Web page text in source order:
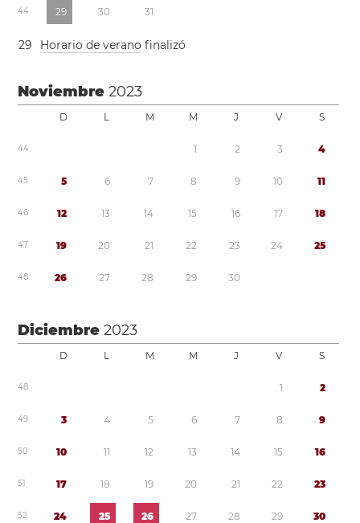
44 29 30 31
29 Horario de verano finalizó
Noviembre2023
D L M M J V S
44 1 2 3 4
45 5 6 7 8 9 10 11
46 12 13 14 15 16 17 18
47 19 20 21 22 23 24 25
48 26 27 28 29 30
Diciembre2023
D L M M J V S
48 1 2
49 3 4 5 6 7 8 9
50 10 11 12 13 14 15 16
51 17 18 19 20 21 22 23
52 24 25 26 27 28 29 30